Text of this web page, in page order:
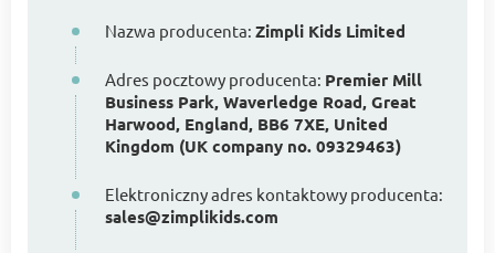
Nazwa producenta: Zimpli Kids Limited
Adres pocztowy producenta: Premier Mill
Business Park, Waverledge Road, Great
Harwood, England, BB6 7XE, United
Kingdom (UK company no. 09329463)
Elektroniczny adres kontaktowy producenta:
sales@zimplikids.com